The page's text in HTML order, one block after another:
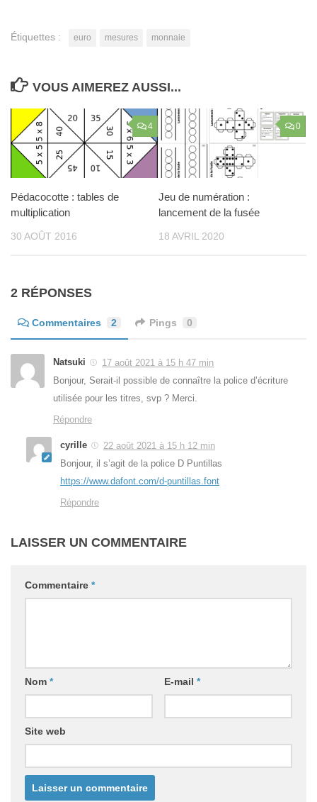
Étiquettes : euro mesures monnaie
VOUS AIMEREZ AUSSI...
4
Pédacocotte : tables de
multiplication
30 AOÛT 2016
0
Jeu de numération :
lancement de la fusée
18 AVRIL 2020
2 RÉPONSES
Commentaires 2 Pings 0
Natsuki
17 août 2021 à 15 h 47 min
Bonjour, Serait-il possible de connaître la police d’écriture
utilisée pour les titres, svp ? Merci.
Répondre
cyrille
22 août 2021 à 15 h 12 min
Bonjour, il s’agit de la police D Puntillas
https://www.dafont.com/d-puntillas.font
Répondre
LAISSER UN COMMENTAIRE
Commentaire *
Nom * E-mail *
Site web